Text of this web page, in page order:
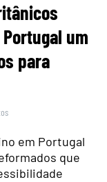
um
para
em Portugal
que